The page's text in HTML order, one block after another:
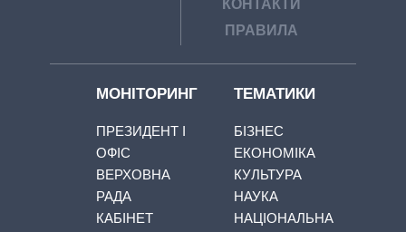
КОНТАКТИ
ПРАВИЛА
МОНІТОРИНГ
ПРЕЗИДЕНТ І
ОФІС
ВЕРХОВНА
РАДА
КАБІНЕТ
ТЕМАТИКИ
БІЗНЕС
ЕКОНОМІКА
КУЛЬТУРА
НАУКА
НАЦІОНАЛЬНА